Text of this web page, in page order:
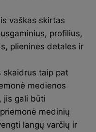
vaškas skirtas
profilius,
plienines detales ir
skaidrus taip pat
medienos
jis gali būti
medinių
langų varčių ir